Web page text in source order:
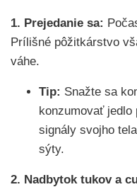
1. Prejedanie sa:
Prílišné pôžitkárstvo
váhe.
Tip: Snažte sa
konzumovať jedlo
signály svojho
sýty.
2. Nadbytok tukov a